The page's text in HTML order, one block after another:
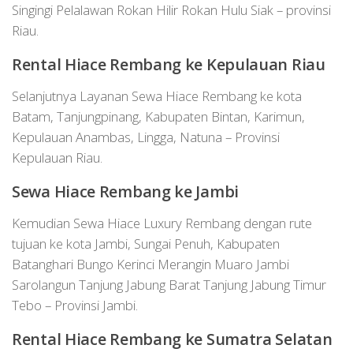
Singingi Pelalawan Rokan Hilir Rokan Hulu Siak – provinsi
Riau.
Rental Hiace Rembang ke Kepulauan Riau
Selanjutnya Layanan Sewa Hiace Rembang ke kota
Batam, Tanjungpinang, Kabupaten Bintan, Karimun,
Kepulauan Anambas, Lingga, Natuna – Provinsi
Kepulauan Riau.
Sewa Hiace Rembang ke Jambi
Kemudian Sewa Hiace Luxury Rembang dengan rute
tujuan ke kota Jambi, Sungai Penuh, Kabupaten
Batanghari Bungo Kerinci Merangin Muaro Jambi
Sarolangun Tanjung Jabung Barat Tanjung Jabung Timur
Tebo – Provinsi Jambi.
Rental Hiace Rembang ke Sumatra Selatan